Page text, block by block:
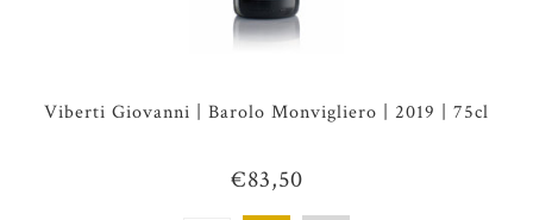
Viberti Giovanni | Barolo Monvigliero | 2019 | 75cl
€83,50